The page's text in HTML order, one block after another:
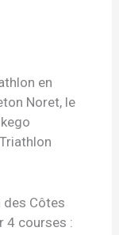
en
Noret, le
des Côtes
4 courses :